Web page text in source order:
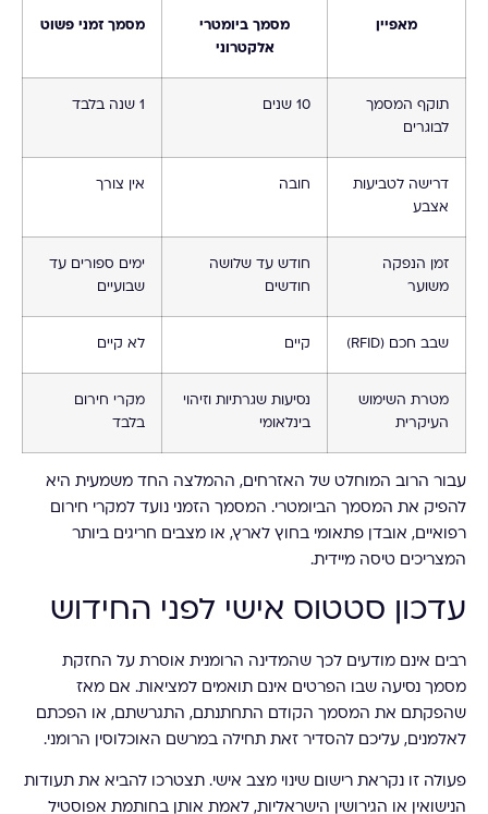
מאפיין
מסמך ביומטרי
אלקטרוני
מסמך זמני פשוט
תוקף המסמך
לבוגרים
10 שנים 1 שנה בלבד
דרישה לטביעות
אצבע
חובה אין צורך
זמן הנפקה
משוער
חודש עד שלושה
חודשים
ימים ספורים עד
שבועיים
שבב חכם (RFID) קיים לא קיים
מטרת השימוש
העיקרית
נסיעות שגרתיות וזיהוי
בינלאומי
מקרי חירום
בלבד
עבור הרוב המוחלט של האזרחים, ההמלצה החד משמעית היא
להפיק את המסמך הביומטרי. המסמך הזמני נועד למקרי חירום
רפואיים, אובדן פתאומי בחוץ לארץ, או מצבים חריגים ביותר
המצריכים טיסה מיידית.
עדכון סטטוס אישי לפני החידוש
רבים אינם מודעים לכך שהמדינה הרומנית אוסרת על החזקת
מסמך נסיעה שבו הפרטים אינם תואמים למציאות. אם מאז
שהפקתם את המסמך הקודם התחתנתם, התגרשתם, או הפכתם
לאלמנים, עליכם להסדיר זאת תחילה במרשם האוכלוסין הרומני.
פעולה זו נקראת רישום שינוי מצב אישי. תצטרכו להביא את תעודות
הנישואין או הגירושין הישראליות, לאמת אותן בחותמת אפוסטיל